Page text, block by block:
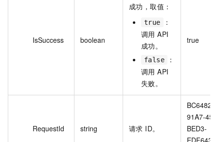
IsSuccess boolean
成功，取值：
true
：
调用 API
成功。
false
：
调用 API
失败。
true
RequestId string 请求 ID。
91A7-
BED3-